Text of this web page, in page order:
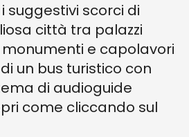
suggestivi scorci di
città tra palazzi
e capolavori
un bus turistico con
di audioguide
come cliccando sul